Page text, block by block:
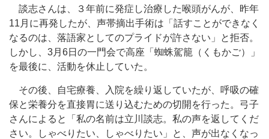
談志さんは、３年前に発症し治療した喉頭がんが、昨年
11月に再発したが、声帯摘出手術は「話すことができなく
なるのは、落語家としてのプライドが許さない」と拒否。
しかし、3月6日の一門会で高座「蜘蛛駕籠（くもかご）」
を最後に、活動を休止していた。
その後、自宅療養、入院を繰り返していたが、呼吸の確
保と栄養分を直接胃に送り込むための切開を行った。弓子
さんによると「私の名前は立川談志。私の声を返してくだ
さい。しゃべりたい、しゃべりたい」と、声が出なくなっ